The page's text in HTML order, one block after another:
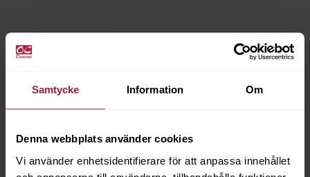
Samtycke Information Om
Denna webbplats använder cookies
Vi använder enhetsidentifierare för att anpassa innehållet